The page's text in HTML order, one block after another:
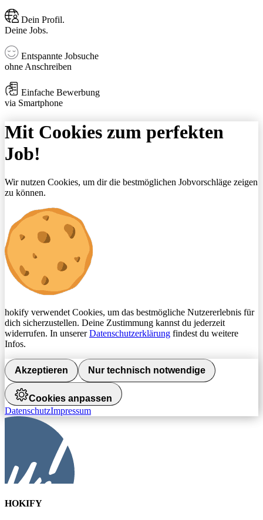
Dein Profil.
Deine Jobs.
Entspannte Jobsuche
ohne Anschreiben
Einfache Bewerbung
via Smartphone
Mit Cookies zum perfekten
Job!
Wir nutzen Cookies, um dir die bestmöglichen Jobvorschläge zeigen
zu können.
hokify verwendet Cookies, um das bestmögliche Nutzererlebnis für
dich sicherzustellen. Deine Zustimmung kannst du jederzeit
widerrufen. In unsererDatenschutzerklärung findest du weitere
Infos.
Akzeptieren Nur technisch notwendige
Cookies anpassen
DatenschutzImpressum
HOKIFY